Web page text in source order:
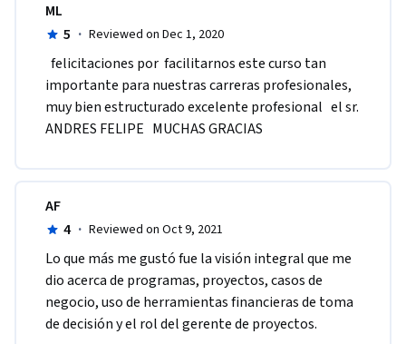
ML
5 · Reviewed on Dec 1, 2020
importante para nuestras carreras profesionales,
muy bien estructurado excelente profesional   el sr.
ANDRES FELIPE   MUCHAS GRACIAS
AF
4 · Reviewed on Oct 9, 2021
Lo que más me gustó fue la visión integral que me
dio acerca de programas, proyectos, casos de
negocio, uso de herramientas financieras de toma
de decisión y el rol del gerente de proyectos.